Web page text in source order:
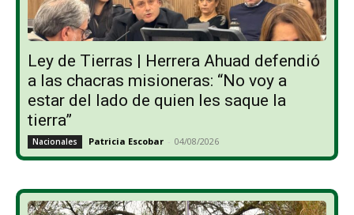
Ley de Tierras | Herrera Ahuad defendió
a las chacras misioneras: “No voy a
estar del lado de quien les saque la
tierra”
Nacionales Patricia Escobar - 04/08/2026